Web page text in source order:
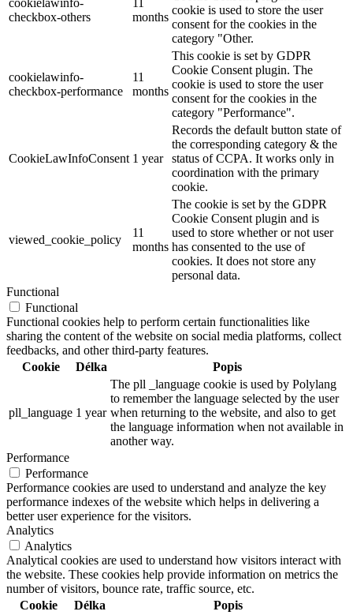
cookielawinfo-
checkbox-others
11
months
cookie is used to store the user
consent for the cookies in the
category "Other.
cookielawinfo-
checkbox-performance
11
months
This cookie is set by GDPR
Cookie Consent plugin. The
cookie is used to store the user
consent for the cookies in the
category "Performance".
CookieLawInfoConsent 1 year
Records the default button state of
the corresponding category & the
status of CCPA. It works only in
coordination with the primary
cookie.
viewed_cookie_policy
11
months
The cookie is set by the GDPR
Cookie Consent plugin and is
used to store whether or not user
has consented to the use of
cookies. It does not store any
personal data.
Functional
Functional
Functional cookies help to perform certain functionalities like
sharing the content of the website on social media platforms, collect
feedbacks, and other third-party features.
Cookie
Délka Popis
pll_language 1 year
The pll _language cookie is used by Polylang
to remember the language selected by the user
when returning to the website, and also to get
the language information when not available in
another way.
Performance
Performance
Performance cookies are used to understand and analyze the key
performance indexes of the website which helps in delivering a
better user experience for the visitors.
Analytics
Analytics
Analytical cookies are used to understand how visitors interact with
the website. These cookies help provide information on metrics the
number of visitors, bounce rate, traffic source, etc.
Cookie
Délka Popis